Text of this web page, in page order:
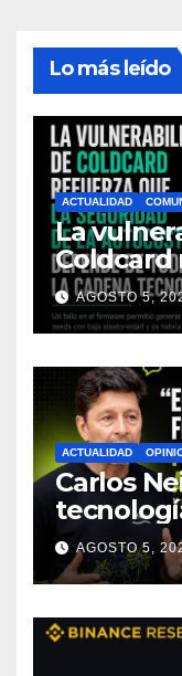
Lo más leído
ACTUALIDAD
La
Coldcard
depende
Research
AGOSTO 5,
ACTUALIDAD
Carlos
AGOSTO 5,